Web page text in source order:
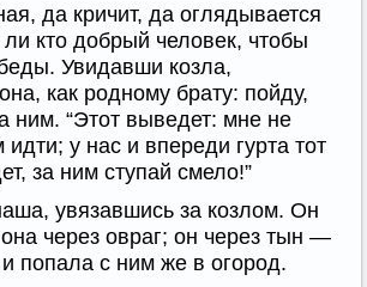
да кричит, да оглядывается
кто добрый человек, чтобы
Увидавши козла,
как родному брату: пойду,
ним. “Этот выведет: мне не
у нас и впереди гурта тот
за ним ступай смело!”
увязавшись за козлом. Он
через овраг; он через тын —
попала с ним же в огород.